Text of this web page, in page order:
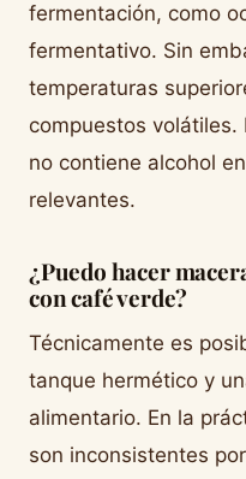
fermentación, como
fermentativo. Sin
temperaturas
compuestos volátiles.
no contiene alcohol
relevantes.
¿Puedo hacer
con café verde?
Técnicamente es
tanque hermético y
alimentario. En la
son inconsistentes